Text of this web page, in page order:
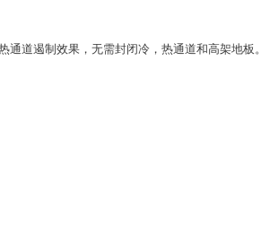
道遏制效果，无需封闭冷，热通道和高架地板。